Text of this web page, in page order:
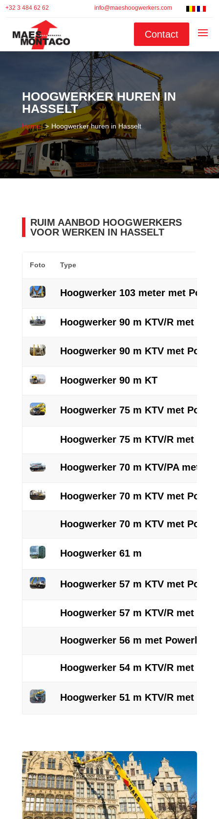
+32 3 484 62 62 info@maeshoogwerkers.com
Contact
HOOGWERKER HUREN IN
HASSELT
Home Hoogwerker huren in Hasselt
RUIM AANBOD HOOGWERKERS
VOOR WERKEN IN HASSELT
Foto Type
Hoogwerker 103 meter met
Hoogwerker 90 m KTV/R met
Hoogwerker 90 m KTV met
Hoogwerker 90 m KT
Hoogwerker 75 m KTV met
Hoogwerker 75 m KTV/R met
Hoogwerker 70 m KTV/PA met
Hoogwerker 70 m KTV met
Hoogwerker 70 m KTV met
Hoogwerker 61 m
Hoogwerker 57 m KTV met
Hoogwerker 57 m KTV/R met
Hoogwerker 56 m met Powerlift
Hoogwerker 54 m KTV/R met
Hoogwerker 51 m KTV/R met